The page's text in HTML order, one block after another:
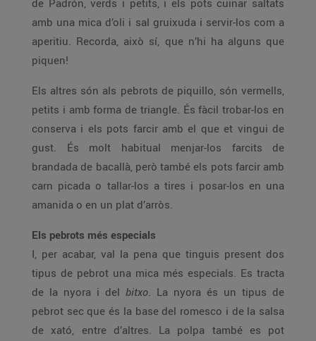
de Padrón, verds i petits, i els pots cuinar saltats
amb una mica d’oli i sal gruixuda i servir-los com a
aperitiu. Recorda, això sí, que n’hi ha alguns que
piquen!
Els altres són als pebrots de piquillo, són vermells,
petits i amb forma de triangle. És fàcil trobar-los en
conserva i els pots farcir amb el que et vingui de
gust. És molt habitual menjar-los farcits de
brandada de bacallà, però també els pots farcir amb
carn picada o tallar-los a tires i posar-los en una
amanida o en un plat d’arròs.
Els pebrots més especials
I, per acabar, val la pena que tinguis present dos
tipus de pebrot una mica més especials. Es tracta
de la nyora i del bitxo. La nyora és un tipus de
pebrot sec que és la base del romesco i de la salsa
de xató, entre d’altres. La polpa també es pot